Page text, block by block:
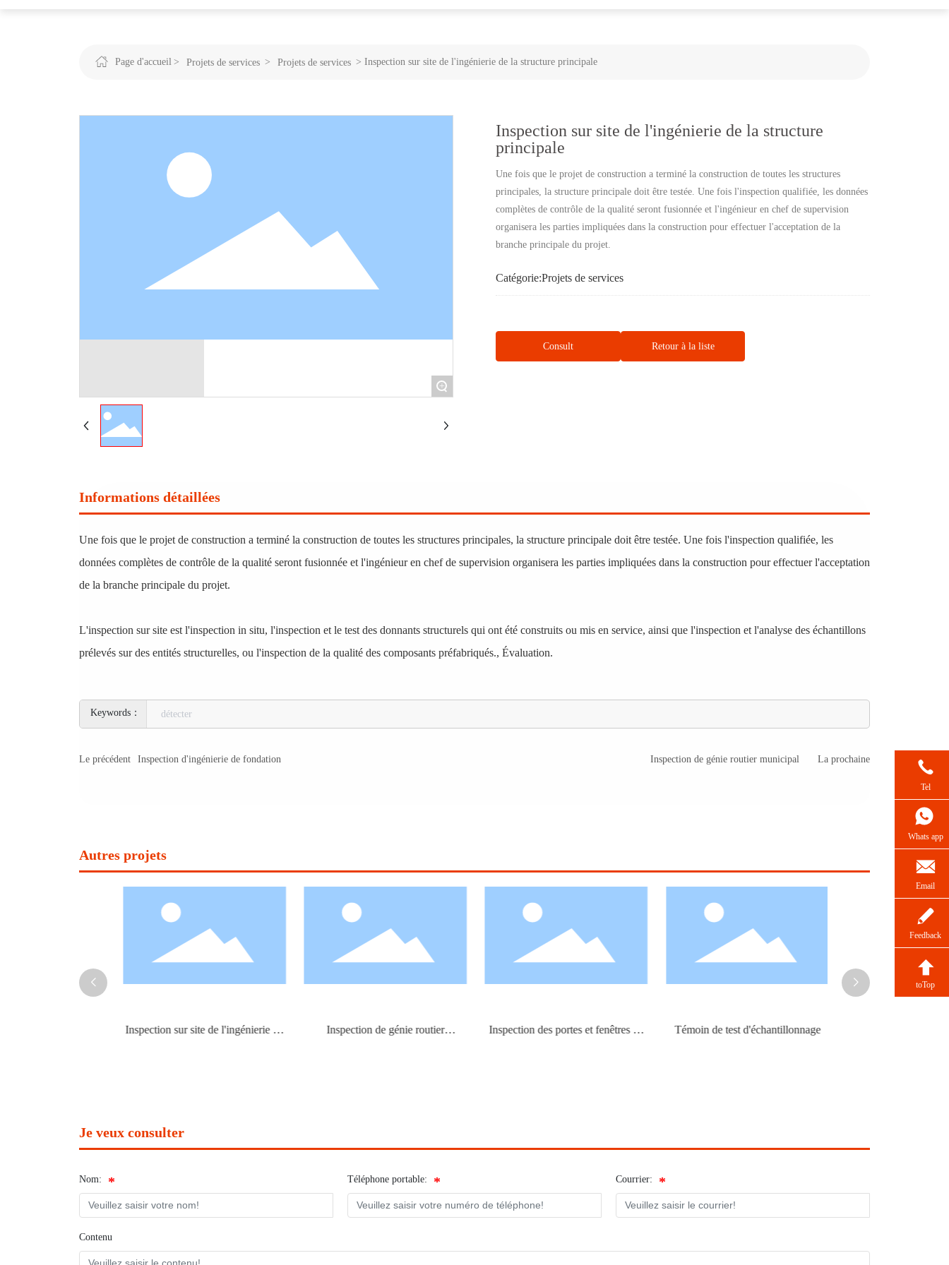
Page d'accueil Projets de services Projets de services Inspection sur site de l'ingénierie de la structure principale
+
Inspection sur site de l'ingénierie de la structure
principale
Une fois que le projet de construction a terminé la construction de toutes les structures
principales, la structure principale doit être testée. Une fois l'inspection qualifiée, les données
complètes de contrôle de la qualité seront fusionnée et l'ingénieur en chef de supervision
organisera les parties impliquées dans la construction pour effectuer l'acceptation de la
branche principale du projet.
Catégorie:Projets de services
Consult Retour à la liste
Informations détaillées
Une fois que le projet de construction a terminé la construction de toutes les structures principales, la structure principale doit être testée. Une fois l'inspection qualifiée, les
données complètes de contrôle de la qualité seront fusionnée et l'ingénieur en chef de supervision organisera les parties impliquées dans la construction pour effectuer l'acceptation
de la branche principale du projet.
L'inspection sur site est l'inspection in situ, l'inspection et le test des donnants structurels qui ont été construits ou mis en service, ainsi que l'inspection et l'analyse des échantillons
prélevés sur des entités structurelles, ou l'inspection de la qualité des composants préfabriqués., Évaluation.
détecter
Le précédent Inspection d'ingénierie de fondation Inspection de génie routier municipal La prochaine
Autres projets
Inspection sur site de l'ingénierie de Inspection de génie routier Inspection des portes et fenêtres du Témoin de test d'échantillonnage
Je veux consulter
Nom: Téléphone portable: Courrier:
Contenu

Tel
Whats app

Email

Feedback

toTop